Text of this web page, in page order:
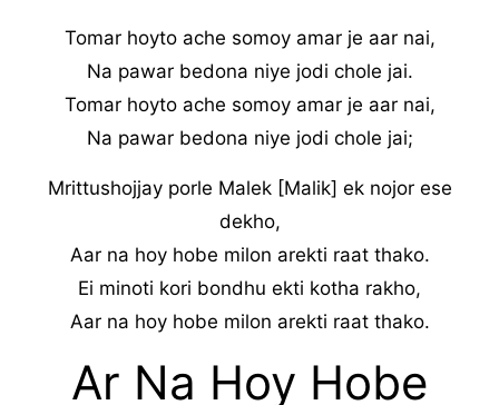
Tomar hoyto ache somoy amar je aar nai,
Na pawar bedona niye jodi chole jai.
Tomar hoyto ache somoy amar je aar nai,
Na pawar bedona niye jodi chole jai;
Mrittushojjay porle Malek [Malik] ek nojor ese
dekho,
Aar na hoy hobe milon arekti raat thako.
Ei minoti kori bondhu ekti kotha rakho,
Aar na hoy hobe milon arekti raat thako.
Ar Na Hoy Hobe